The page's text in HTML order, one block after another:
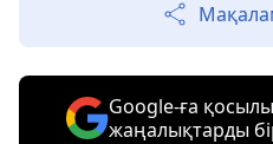
Google-ға
жаңалықтарды